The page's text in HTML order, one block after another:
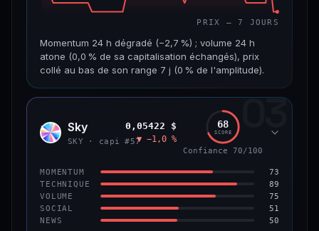
PRIX — 7 JOURS
Momentum 24 h dégradé (−2,7 %) ; volume 24 h
atone (0,0 % de sa capitalisation échangés), prix
collé au bas de son range 7 j (0 % de l'amplitude).
CAP. MARCHÉ VOLUME 24 H
VAR. 7 J VAR. 30 J
−3,2 %
VS ATH
−5,6 %
RANG CAPI.
#9
CONFIANCE 66/100
03
SKY Sky
SKY · capi #57
0,05422 $
▼ −1,0 %
68
SCORE
Confiance 70/100
MOMENTUM 73
TECHNIQUE 89
VOLUME 75
SOCIAL 51
NEWS 50